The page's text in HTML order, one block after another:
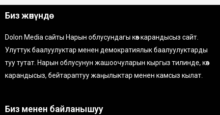
Биз жөнүндө
Dolon Media сайты Нарын облусундагы көз карандысыз сайт.
Улуттук баалуулуктар менен демократиялык баалуулуктарды
туу тутат. Нарын облусунун жашоочуларын кыргыз тилинде, көз
карандысыз, бейтараптуу жаңылыктар менен камсыз кылат.
Биз менен байланышуу